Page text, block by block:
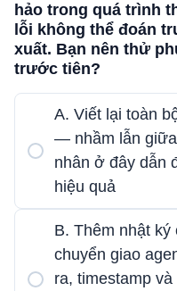
hảo trong quá trình
lỗi không thể đoán
xuất. Bạn nên thử
trước tiên?
A. Viết lại toàn
— nhầm lẫn
nhân ở đây dẫn
hiệu quả
B. Thêm nhật ký
chuyển giao
ra, timestamp